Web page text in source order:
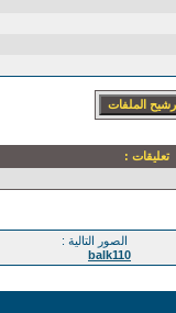
تعليقات :
الصور التالية :
balk110